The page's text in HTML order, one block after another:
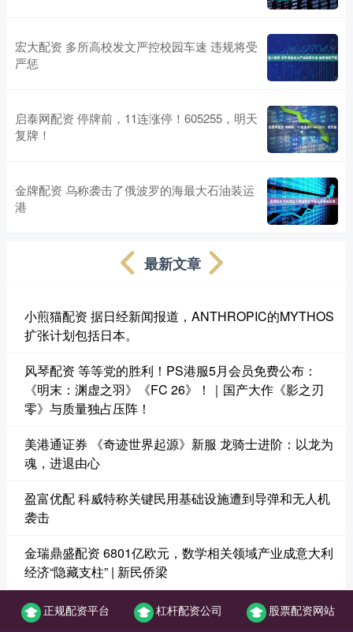
宏大配资 多所高校发文严控校园车速 违规将受
严惩
启泰网配资 停牌前，11连涨停！605255，明天
复牌！
金牌配资 乌称袭击了俄波罗的海最大石油装运
港
最新文章
小煎猫配资 据日经新闻报道，ANTHROPIC的MYTHOS
扩张计划包括日本。
风琴配资 等等党的胜利！PS港服5月会员免费公布：
《明末：渊虚之羽》《FC 26》！｜国产大作《影之刃
零》与质量独占压阵！
美港通证券 《奇迹世界起源》新服 龙骑士进阶：以龙为
魂，进退由心
盈富优配 科威特称关键民用基础设施遭到导弹和无人机
袭击
金瑞鼎盛配资 6801亿欧元，数学相关领域产业成意大利
经济“隐藏支柱” | 新民侨梁
正规配资平台 杠杆配资公司 股票配资网站